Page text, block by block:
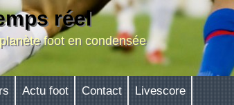
réel
foot en condensée
Actu foot Contact Livescore